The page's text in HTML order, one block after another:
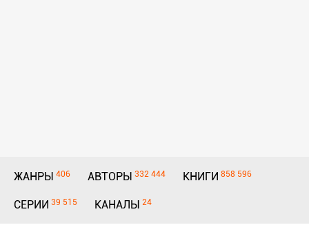
ЖАНРЫ 406 АВТОРЫ 332 444 КНИГИ 858 596
СЕРИИ 39 515 КАНАЛЫ 24